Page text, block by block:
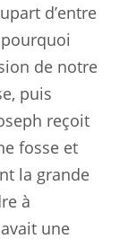
d’entre
pourquoi
de notre
puis
reçoit
fosse et
la grande
à
une